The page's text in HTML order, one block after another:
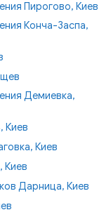
Пирогово, Киев
Конча-Заспа,
Демиевка,
Киев
Киев
Киев
Дарница, Киев